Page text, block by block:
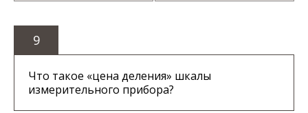
9
Что такое «цена деления» шкалы
измерительного прибора?